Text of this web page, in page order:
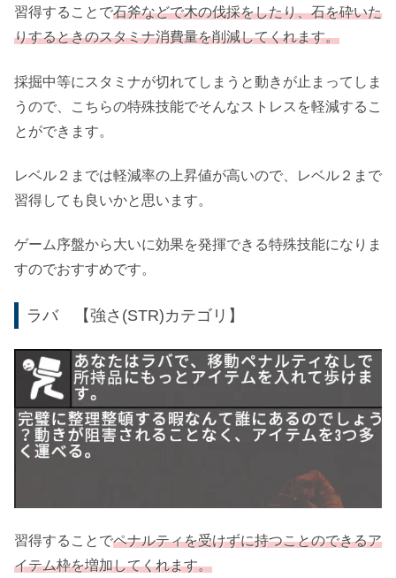
習得することで石斧などで木の伐採をしたり、石を砕いた
りするときのスタミナ消費量を削減してくれます。
採掘中等にスタミナが切れてしまうと動きが止まってしま
うので、こちらの特殊技能でそんなストレスを軽減するこ
とができます。
レベル２までは軽減率の上昇値が高いので、レベル２まで
習得しても良いかと思います。
ゲーム序盤から大いに効果を発揮できる特殊技能になりま
すのでおすすめです。
ラバ 【強さ(STR)カテゴリ】
習得することでペナルティを受けずに持つことのできるア
イテム枠を増加してくれます。